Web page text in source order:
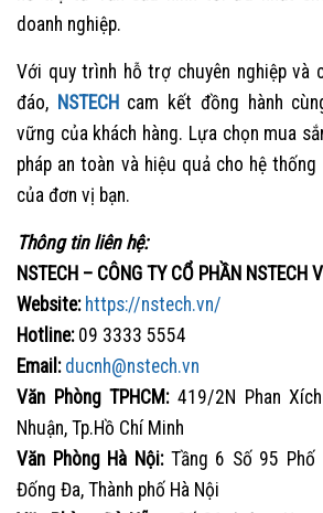
doanh nghiệp.
Với quy trình hỗ trợ chuyên nghiệp và
đáo, NSTECH cam kết đồng hành
vững của khách hàng. Lựa chọn mua
pháp an toàn và hiệu quả cho hệ
của đơn vị bạn.
Thông tin liên hệ:
NSTECH – CÔNG TY CỔ PHẦN NSTECH
Website: https://nstech.vn/
Hotline:09 3333 5554
Email: ducnh@nstech.vn
Văn Phòng TPHCM:419/2N Phan
Nhuận, Tp.Hồ Chí Minh
Văn Phòng Hà Nội:Tầng 6 Số 95 Phố
Đống Đa, Thành phố Hà Nội